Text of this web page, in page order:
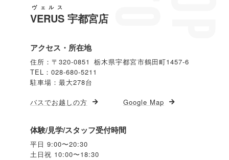
VERUS
ヴェルス
宇都宮店
アクセス・所在地
住所：〒320-0851 栃木県宇都宮市鶴田町1457-6
TEL：028-680-5211
駐車場：最大278台
バスでお越しの方 Google Map
体験/見学/スタッフ受付時間
平日 9:00〜20:30
土日祝 10:00〜18:30